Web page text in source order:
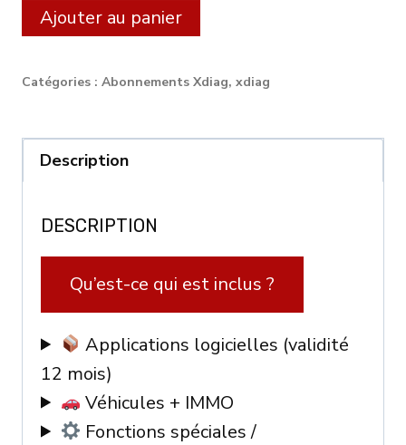
quantité
de
XDIAG:
licence
for
CARS
IMMO
Ajouter au panier
Catégories : Abonnements Xdiag, xdiag
Description
DESCRIPTION
Qu’est-ce qui est inclus ?
Applications logicielles (validité
12 mois)
Véhicules + IMMO
Fonctions spéciales /